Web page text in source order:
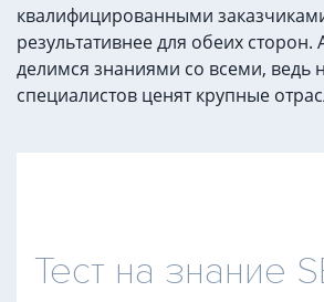
квалифицированными
результативнее для обеих
делимся знаниями со всеми, ведь
специалистов ценят крупные
Тест на знание